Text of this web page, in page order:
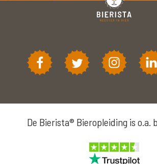
De Bierista® Bieropleiding is o.a.